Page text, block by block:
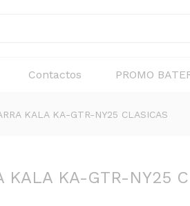
Contactos PROMO
KALA KA-GTR-NY25 CLASICAS
KALA KA-GTR-NY25